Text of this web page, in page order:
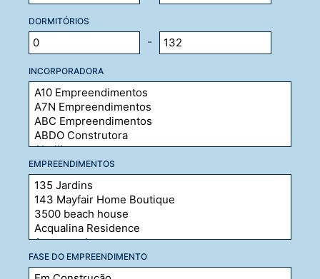
DORMITÓRIOS
-
INCORPORADORA
EMPREENDIMENTOS
FASE DO EMPREENDIMENTO